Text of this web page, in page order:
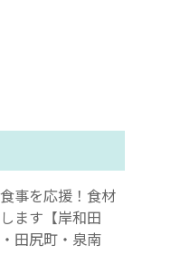
事を応援！食材
ます【岸和田
田尻町・泉南